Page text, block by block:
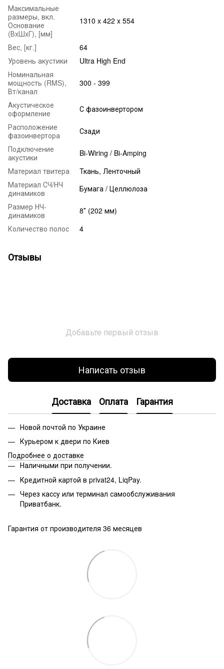
Максимальные
размеры, вкл.
Основание
(ВxШxГ), [мм]
1310 x 422 x 554
Вес, [кг.]
64
Уровень акустики
Ultra High End
Номинальная
мощность (RMS),
Вт/канал
300 - 399
Акустическое
оформление
С фазоинвертором
Расположение
фазоинвертора
Сзади
Подключение
акустики
Bi-Wiring / Bi-Amping
Материал твитера
Ткань, Ленточный
Материал СЧ/НЧ
динамиков
Бумага / Целлюлоза
Размер НЧ-
динамиков
8″ (202 мм)
Количество полос
4
Отзывы
Добавьте первый отзыв
Написать отзыв
Доставка Оплата Гарантия
Новой почтой по Украине
Курьером к двери по Киев
Подробнее о доставке
Наличными при получении.
Кредитной картой в privat24, LiqPay.
Через кассу или терминал самообслуживания
Приватбанк.
Гарантия от производителя 36 месяцев